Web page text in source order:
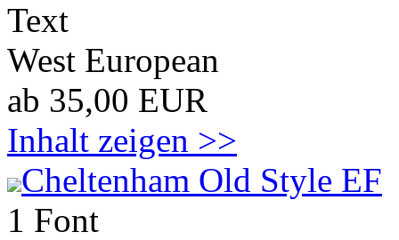
Text
West European
ab 35,00 EUR
Inhalt zeigen >>
Cheltenham Old Style EF
1 Font